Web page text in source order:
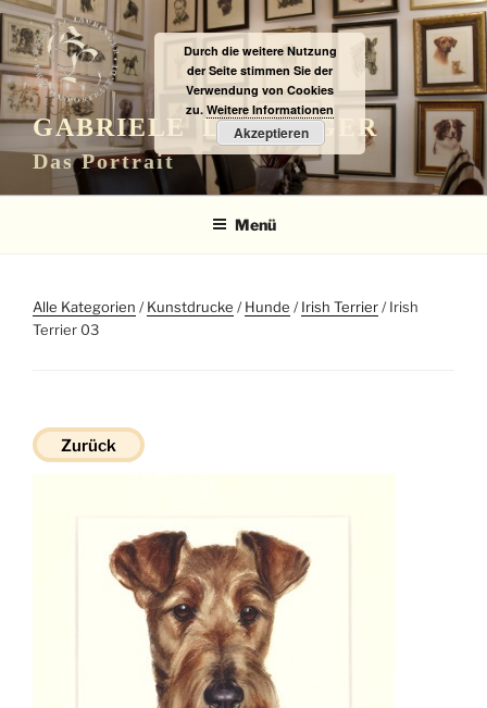
Zum
Inhalt
springen
GABRIELE LAUBINGER
Das Portrait
Menü
Alle Kategorien /Kunstdrucke /Hunde /Irish Terrier/ Irish
Terrier 03
Zurück
Durch die weitere Nutzung
der Seite stimmen Sie der
Verwendung von Cookies
zu. Weitere Informationen
Akzeptieren